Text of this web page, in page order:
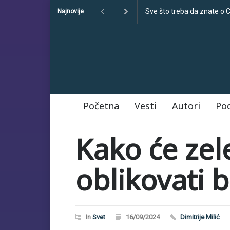
Najnovije
Sve što treba da znate o COP30 Klimatske dezinformacije
Početna Vesti Autori
Kako će
oblikovati
In Svet 16/09/2024 Dimitrije Milić